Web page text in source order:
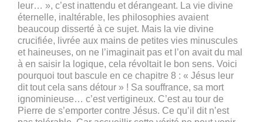
leur… », c’est inattendu et dérangeant. La vie divine
éternelle, inaltérable, les philosophies avaient
beaucoup disserté à ce sujet. Mais la vie divine
crucifiée, livrée aux mains de petites vies minuscules
et haineuses, on ne l’imaginait pas et l’on avait du mal
à en saisir la logique, cela révoltait le bon sens. Voici
pourquoi tout bascule en ce chapitre 8 : « Jésus leur
dit tout cela sans détour » ! Sa souffrance, sa mort
ignominieuse… c’est vertigineux. C’est au tour de
Pierre de s’emporter contre Jésus. Ce qu’il dit n’est